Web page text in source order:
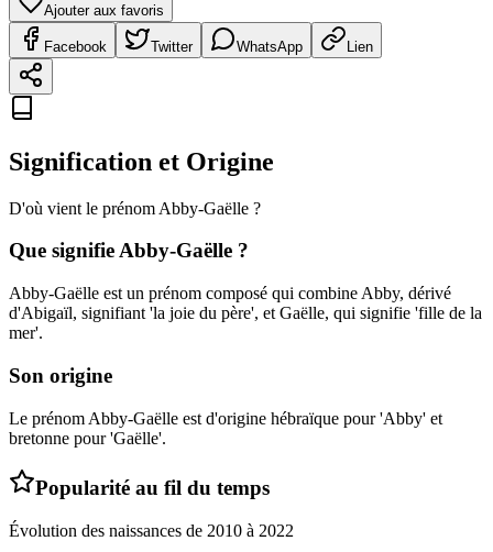
Ajouter aux favoris
Facebook Twitter WhatsApp Lien
Signification et Origine
D'où vient le prénom Abby-Gaëlle ?
Que signifieAbby-Gaëlle ?
Abby-Gaëlle est un prénom composé qui combine Abby, dérivé
d'Abigaïl, signifiant 'la joie du père', et Gaëlle, qui signifie 'fille de la
mer'.
Son origine
Le prénom Abby-Gaëlle est d'origine hébraïque pour 'Abby' et
bretonne pour 'Gaëlle'.
Popularité au fil du temps
Évolution des naissances de 2010 à 2022